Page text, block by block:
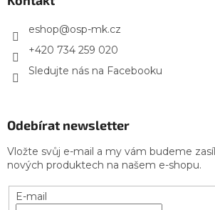
eshop@osp-mk.cz
+420 734 259 020
Sledujte nás na Facebooku
Odebírat newsletter
Vložte svůj e-mail a my vám budeme
nových produktech na našem e-shopu.
E-mail